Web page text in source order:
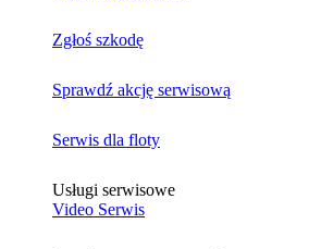
Zgłoś szkodę
Sprawdź akcję serwisową
Serwis dla floty
Usługi serwisowe
Video Serwis